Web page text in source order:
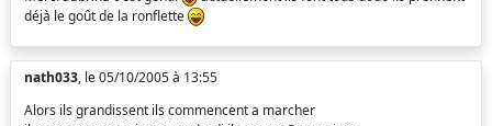
déjà le goût de la ronflette
nath033, le 05/10/2005 à 13:55
Alors ils grandissent ils commencent a marcher